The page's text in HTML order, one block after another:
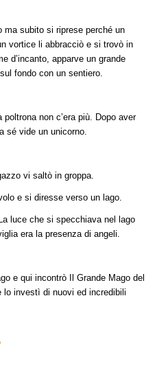
ma subito si riprese perché un
vortice li abbracciò e si trovò in
d’incanto, apparve un grande
fondo con un sentiero.
non c’era più. Dopo aver
sé vide un unicorno.
vi saltò in groppa.
e si diresse verso un lago.
luce che si specchiava nel lago
era la presenza di angeli.
e qui incontrò Il Grande Mago del
lo investì di nuovi ed incredibili